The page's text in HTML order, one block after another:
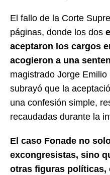
El fallo de la Corte
páginas, donde los dos
aceptaron los cargos
acogieron a una
magistrado Jorge
subrayó que la
una confesión simple,
recaudadas durante la
El caso Fonade no
excongresistas, sino
otras figuras políticas,